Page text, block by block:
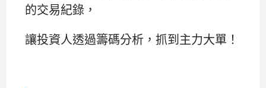
的交易紀錄，
讓投資人透過籌碼分析，抓到主力大單！